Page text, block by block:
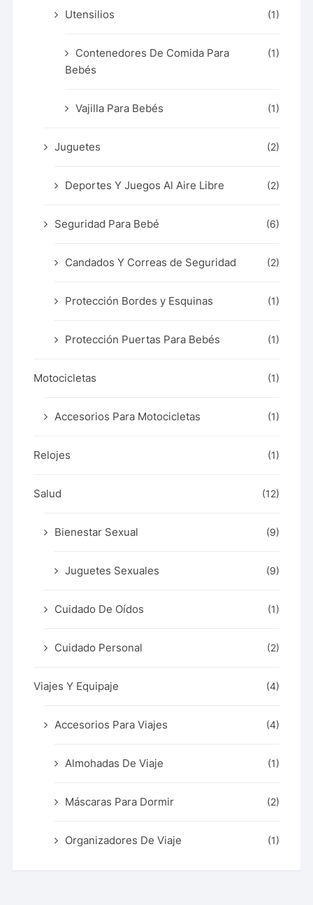
Utensilios (1)
Contenedores De Comida Para
Bebés
(1)
Vajilla Para Bebés (1)
Juguetes (2)
Deportes Y Juegos Al Aire Libre (2)
Seguridad Para Bebé (6)
Candados Y Correas de Seguridad (2)
Protección Bordes y Esquinas (1)
Protección Puertas Para Bebés (1)
Motocicletas (1)
Accesorios Para Motocicletas (1)
Relojes (1)
Salud (12)
Bienestar Sexual (9)
Juguetes Sexuales (9)
Cuidado De Oídos (1)
Cuidado Personal (2)
Viajes Y Equipaje (4)
Accesorios Para Viajes (4)
Almohadas De Viaje (1)
Máscaras Para Dormir (2)
Organizadores De Viaje (1)